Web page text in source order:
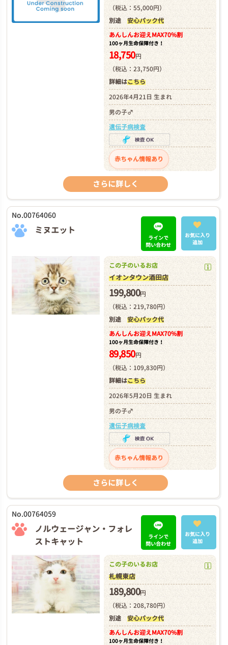
（税込：55,000円）
別途 安心パック代
あんしんお迎えMAX70%割
100ヶ月生命保障付き！
18,750円
（税込：23,750円）
詳細はこちら
2026年4月21日 生まれ
男の子♂
遺伝子病検査
赤ちゃん情報あり
さらに詳しく
No.00764060
ミヌエット
ラインで
問い合わせ
お気に入り
追加
この子のいるお店
イオンタウン酒田店
199,800円
（税込：219,780円）
別途 安心パック代
あんしんお迎えMAX70%割
100ヶ月生命保障付き！
89,850円
（税込：109,830円）
詳細はこちら
2026年5月20日 生まれ
男の子♂
遺伝子病検査
赤ちゃん情報あり
さらに詳しく
No.00764059
ノルウェージャン・フォレ
ストキャット
ラインで
問い合わせ
お気に入り
追加
この子のいるお店
札幌東店
189,800円
（税込：208,780円）
別途 安心パック代
あんしんお迎えMAX70%割
100ヶ月生命保障付き！